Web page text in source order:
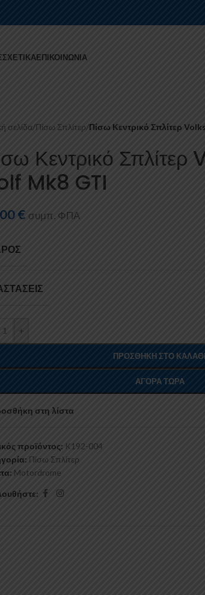
ΣΧΕΤΙΚΆΕΠΙΚΟΙΝΩΝΊΑ
σελίδα/Πίσω Σπλίτερ/Πίσω Κεντρικό Σπλίτερ
Κεντρικό
Mk8 GTI
€ συμπ. ΦΠΑ
+
ΠΡΟΣΘΉΚΗ ΣΤΟ ΚΑΛΆΘΙ
ΑΓΟΡΆ ΤΏΡΑ
στη λίστα
προϊόντος: K192-004
Πίσω Σπλίτερ
Motordrome